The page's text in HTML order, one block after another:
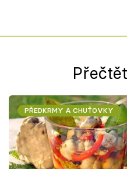
PŘEDKRMY A CHUŤOVKY